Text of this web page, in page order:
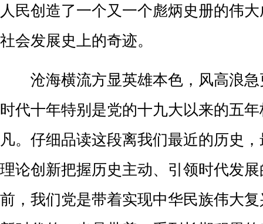
人民创造了一个又一个彪炳史册的伟
社会发展史上的奇迹。
沧海横流方显英雄本色，风高浪
时代十年特别是党的十九大以来的五
凡。仔细品读这段离我们最近的历史
理论创 新把握历史主动、引领时代发
前，我们党是带着实现中华民族伟大